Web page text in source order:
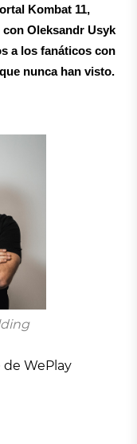
Kombat 11,
con Oleksandr Usyk
a los fanáticos con
nunca han visto.
de WePlay